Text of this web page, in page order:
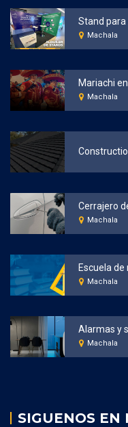
Stand para
Machala
Mariachi
Machala
Cerrajero
Machala
Escuela
Machala
Machala
SIGUENOS EN